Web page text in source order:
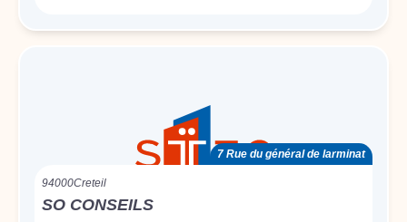
7 Rue du général de larminat
94000Creteil
SO CONSEILS